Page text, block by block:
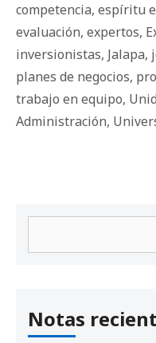
competencia, espíritu
evaluación, expertos,
inversionistas, Jalapa,
planes de negocios,
trabajo en equipo,
Administración,
Notas